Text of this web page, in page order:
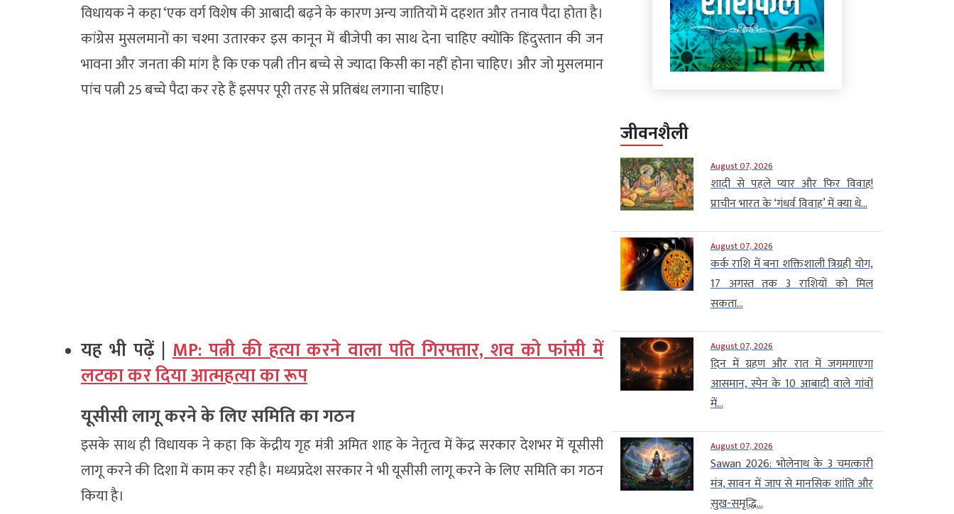
विधायक ने कहा ‘एक वर्ग विशेष की आबादी बढ़ने के कारण अन्य जातियों में दहशत और तनाव पैदा होता है।
कांग्रेस मुसलमानों का चश्मा उतारकर इस कानून में बीजेपी का साथ देना चाहिए क्योंकि हिंदुस्तान की जन
भावना और जनता की मांग है कि एक पत्नी तीन बच्चे से ज्यादा किसी का नहीं होना चाहिए। और जो मुसलमान
पांच पत्नी 25 बच्चे पैदा कर रहे हैं इसपर पूरी तरह से प्रतिबंध लगाना चाहिए।
यह भी पढ़ें |MP: पत्नी की हत्या करने वाला पति गिरफ्तार, शव को फांसी में
लटका कर दिया आत्महत्या का रूप
यूसीसी लागू करने के लिए समिति का गठन
इसके साथ ही विधायक ने कहा कि केंद्रीय गृह मंत्री अमित शाह के नेतृत्व में केंद्र सरकार देशभर में यूसीसी
लागू करने की दिशा में काम कर रही है। मध्यप्रदेश सरकार ने भी यूसीसी लागू करने के लिए समिति का गठन
किया है।
जीवनशैली
August 07, 2026
शादी से पहले प्यार और फिर विवाह!
प्राचीन भारत के ‘गंधर्व विवाह’ में क्या थे...
August 07, 2026
कर्क राशि में बना शक्तिशाली त्रिग्रही योग,
17 अगस्त तक 3 राशियों को मिल
सकता...
August 07, 2026
दिन में ग्रहण और रात में जगमगाएगा
आसमान, स्पेन के 10 आबादी वाले गांवों
में...
August 07, 2026
Sawan 2026: भोलेनाथ के 3 चमत्कारी
मंत्र, सावन में जाप से मानसिक शांति और
सुख-समृद्धि...